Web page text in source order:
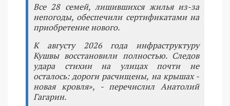
Все 28 семей, лишившихся жилья из-за
непогоды, обеспечили сертификатами на
приобретение нового.
К августу 2026 года инфраструктуру
Кушвы восстановили полностью. Следов
удара стихии на улицах почти не
осталось: дороги расчищены, на крышах -
новая кровля», - перечислил Анатолий
Гагарин.